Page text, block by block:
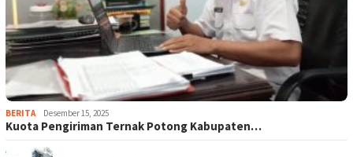
BERITA Desember 15, 2025
Kuota Pengiriman Ternak Potong Kabupaten…